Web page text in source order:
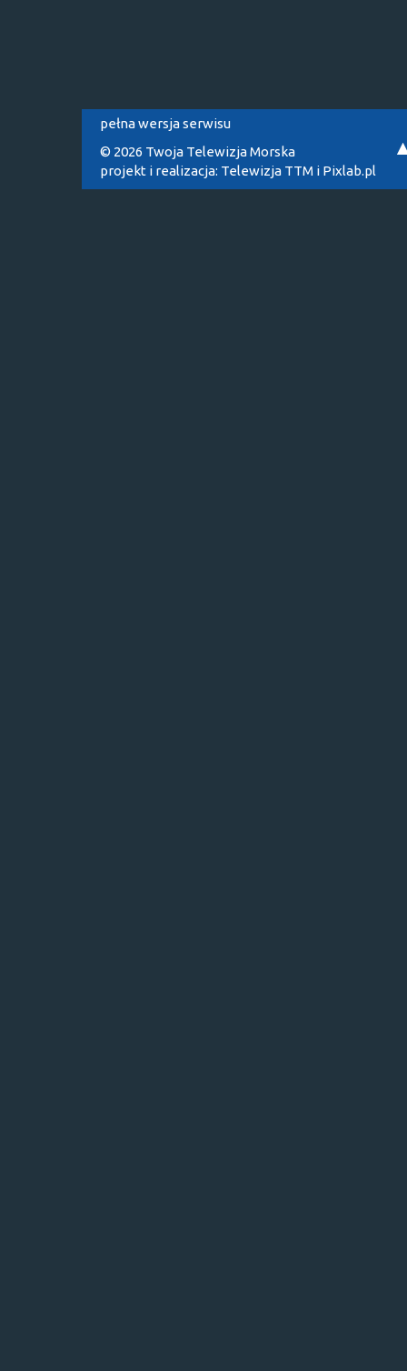
pełna wersja serwisu
© 2026 Twoja Telewizja Morska
projekt i realizacja: Telewizja TTM i Pixlab.pl